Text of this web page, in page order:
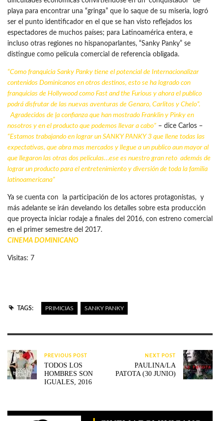
playa para encontrar una “gringa” que lo saque de su miseria, logró
ser el punto identificador en el que se han visto reflejados los
espectadores de muchos países; para Latinoamérica entera, e
incluso otras regiones no hispanoparlantes, “Sanky Panky” se
distingue como película comercial de referencia obligada.
“Como franquicia Sanky Panky tiene el potencial de Internacionalizar
contenidos Dominicanos en otros destinos, esto se ha logrado con
franquicias de Hollywood como Fast and the Furious y ahora el publico
podrá disfrutar de las nuevas aventuras de Genaro, Carlitos y Chelo”.
Agradecidos de la confianza que han mostrado Franklin y Pinky en
nosotros y en el producto que podemos llevar a cabo” – dice Carlos –
“Estamos trabajando en lograr un SANKY PANKY 3 que llene todas las
expectativas, que abra mas mercados y llegue a un publico aun mayor al
que llegaron las otras dos películas…ese es nuestro gran reto además de
lograr un producto para el entretenimiento y diversión de toda la familia
latinoamericana”
Ya se cuenta con la participación de los actores protagonistas, y
más adelante se irán develando los detalles sobre esta producción
que proyecta iniciar rodaje a finales del 2016, con estreno comercial
en el primer semestre del 2017.
CINEMA DOMINICANO
Visitas: 7
TAGS: PRIMICIAS SANKY PANKY
PREVIOUS POST
TODOS LOS
HOMBRES SON
IGUALES, 2016
NEXT POST
PAULINA/LA
PATOTA (30 JUNIO)